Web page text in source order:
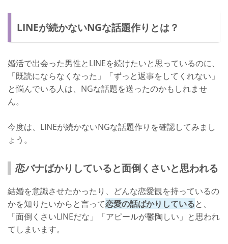
LINEが続かないNGな話題作りとは？
婚活で出会った男性とLINEを続けたいと思っているのに、
「既読にならなくなった」「ずっと返事をしてくれない」
と悩んでいる人は、NGな話題を送ったのかもしれませ
ん。
今度は、LINEが続かないNGな話題作りを確認してみまし
ょう。
恋バナばかりしていると面倒くさいと思われる
結婚を意識させたかったり、どんな恋愛観を持っているの
かを知りたいからと言って恋愛の話ばかりしていると、
「面倒くさいLINEだな」「アピールが鬱陶しい」と思われ
てしまいます。